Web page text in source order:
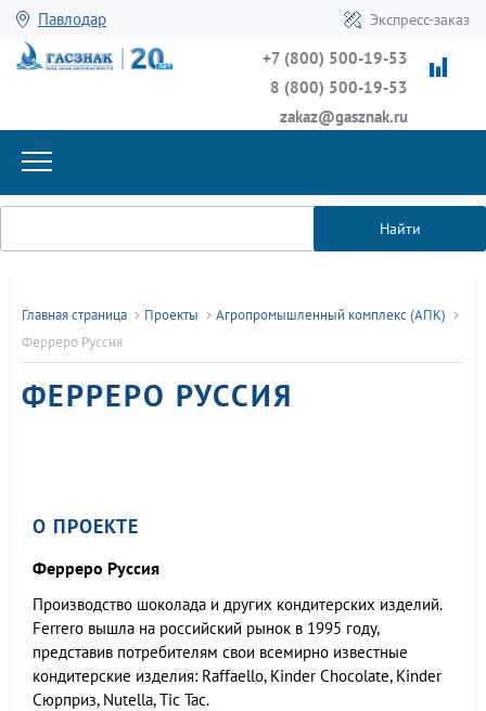
Павлодар Экспресс-заказ
+7 (800) 500-19-53
8 (800) 500-19-53
zakaz@gasznak.ru
Найти
Главная страница Проекты
Агропромышленный комплекс (АПК)
Ферреро Руссия
ФЕРРЕРО РУССИЯ
О ПРОЕКТЕ
Ферреро Руссия
Производство шоколада и других кондитерских изделий.
Ferrero вышла на российский рынок в 1995 году,
представив потребителям свои всемирно известные
кондитерские изделия: Raffaello, Kinder Chocolate, Kinder
Сюрприз, Nutella, Tic Tac.